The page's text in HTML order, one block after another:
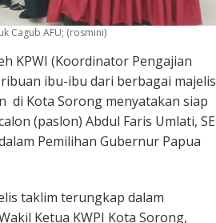
Cagub AFU; (rosmini)
KPWI (Koordinator Pengajian
ibu-ibu dari berbagai majelis
di Kota Sorong menyatakan siap
(paslon) Abdul Faris Umlati, SE
Pemilihan Gubernur Papua
taklim terungkap dalam
Ketua KWPI Kota Sorong,